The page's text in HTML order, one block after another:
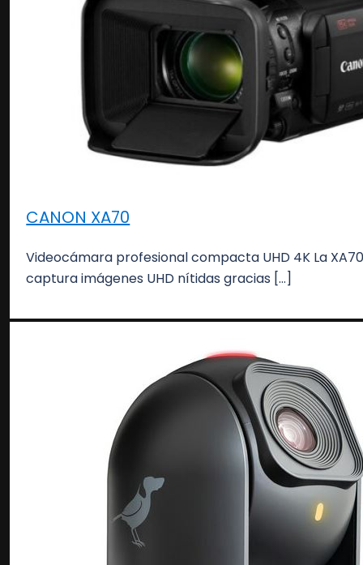
CANON XA70
Videocámara profesional compacta UHD 4K La
captura imágenes UHD nítidas gracias […]